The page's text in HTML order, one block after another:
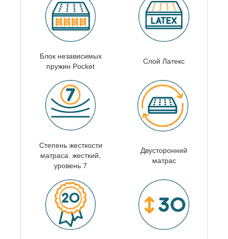
Блок независимых
пружин Pocket
Слой Латекс
Степень жесткости
матраса: жесткий,
уровень 7
Двусторонний
матрас